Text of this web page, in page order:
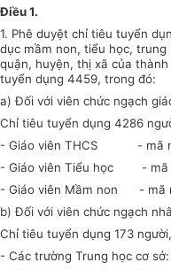
Điều 1.
1. Phê duyệt chỉ tiêu tuyển
dục mầm non, tiểu học,
quận, huyện, thị xã của
tuyển dụng 4459, trong đó:
a)Đối với viên chức ngạch
Chỉ tiêu tuyển dụng 4286
- Giáo viên THCS - mã
- Giáo viên Tiểu học - mã
- Giáo viên Mầm non -
b)Đối với viên chức ngạch
Chỉ tiêu tuyển dụng 173
- Các trường Trung học cơ sở: